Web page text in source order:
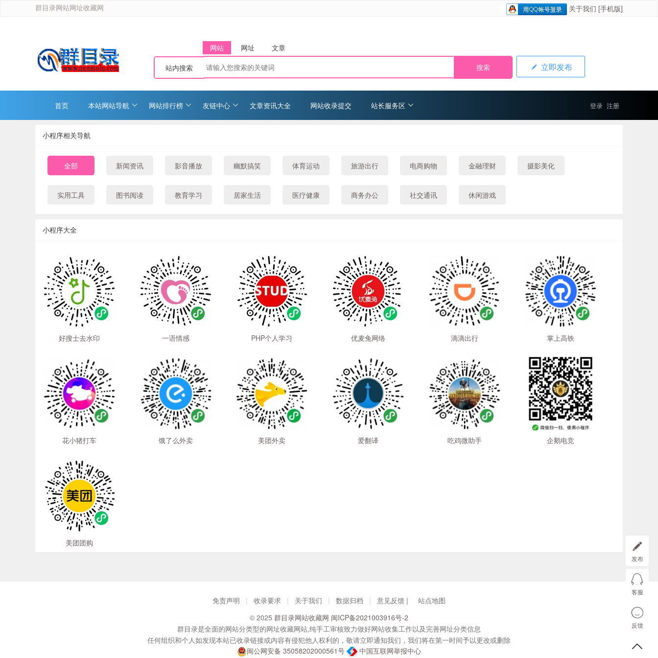
群目录网站网址收藏网 关于我们 [手机版]
网站 网址 文章
站内搜索 立即发布
首页 本站网站导航 网站排行榜 友链中心 文章资讯大全 网站收录提交 站长服务区 登录 注册
小程序相关导航
全部 新闻资讯 影音播放 幽默搞笑 体育运动 旅游出行 电商购物 金融理财 摄影美化
实用工具 图书阅读 教育学习 居家生活 医疗健康 商务办公 社交通讯 休闲游戏
小程序大全
好搜士去水印 一语情感 PHP个人学习 优麦兔网络 滴滴出行 掌上高铁
花小猪打车 饿了么外卖 美团外卖 爱翻译 吃鸡微助手 企鹅电竞
美团团购
免责声明 | 收录要求 | 关于我们 | 数据归档 | 意见反馈 |
站点地图
© 2025 群目录网站收藏网 闽ICP备2021003916号-2
群目录是全面的网站分类型的网址收藏网站,纯手工审核致力做好网站收集工作以及完善网址分类信息
任何组织和个人如发现本站已收录链接或内容有侵犯他人权利的，敬请立即通知我们，我们将在第一时间予以更改或删除
闽公网安备 35058202000561号
中国互联网举报中心
发布
客服
反馈